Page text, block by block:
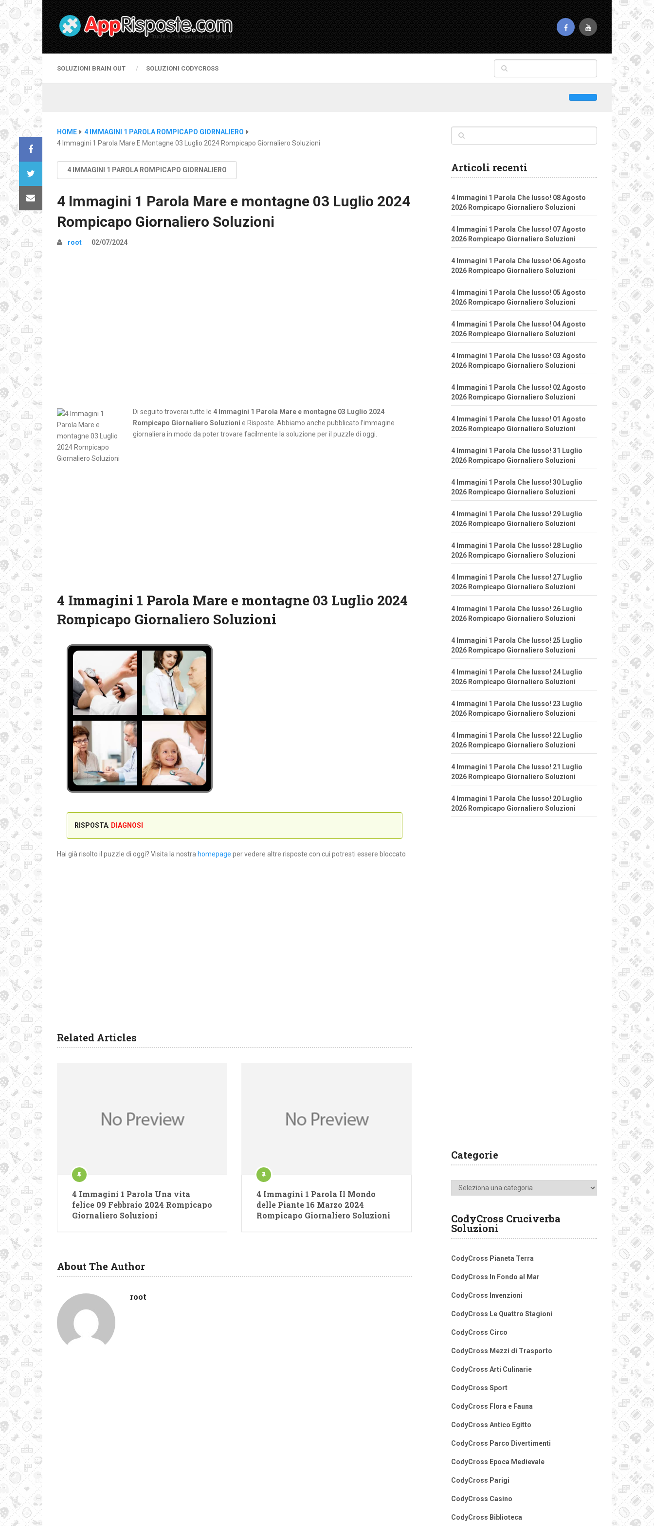
SOLUZIONI BRAIN OUT SOLUZIONI CODYCROSS
HOME
4 IMMAGINI 1 PAROLA ROMPICAPO GIORNALIERO
4 Immagini 1 Parola Mare E Montagne 03 Luglio 2024 Rompicapo Giornaliero Soluzioni
4 IMMAGINI 1 PAROLA ROMPICAPO GIORNALIERO
4 Immagini 1 Parola Mare e montagne 03 Luglio 2024
Rompicapo Giornaliero Soluzioni
root 02/07/2024
Di seguito troverai tutte le 4 Immagini 1 Parola Mare e montagne 03 Luglio 2024
Rompicapo Giornaliero Soluzioni e Risposte. Abbiamo anche pubblicato l’immagine
giornaliera in modo da poter trovare facilmente la soluzione per il puzzle di oggi.
4 Immagini 1 Parola Mare e montagne 03 Luglio 2024
Rompicapo Giornaliero Soluzioni
RISPOSTA: DIAGNOSI
Hai già risolto il puzzle di oggi? Visita la nostra homepage per vedere altre risposte con cui potresti essere bloccato
Related Articles
4 Immagini 1 Parola Una vita
felice 09 Febbraio 2024 Rompicapo
Giornaliero Soluzioni
4 Immagini 1 Parola Il Mondo
delle Piante 16 Marzo 2024
Rompicapo Giornaliero Soluzioni
About The Author
root
Articoli recenti
4 Immagini 1 Parola Che lusso! 08 Agosto
2026 Rompicapo Giornaliero Soluzioni
4 Immagini 1 Parola Che lusso! 07 Agosto
2026 Rompicapo Giornaliero Soluzioni
4 Immagini 1 Parola Che lusso! 06 Agosto
2026 Rompicapo Giornaliero Soluzioni
4 Immagini 1 Parola Che lusso! 05 Agosto
2026 Rompicapo Giornaliero Soluzioni
4 Immagini 1 Parola Che lusso! 04 Agosto
2026 Rompicapo Giornaliero Soluzioni
4 Immagini 1 Parola Che lusso! 03 Agosto
2026 Rompicapo Giornaliero Soluzioni
4 Immagini 1 Parola Che lusso! 02 Agosto
2026 Rompicapo Giornaliero Soluzioni
4 Immagini 1 Parola Che lusso! 01 Agosto
2026 Rompicapo Giornaliero Soluzioni
4 Immagini 1 Parola Che lusso! 31 Luglio
2026 Rompicapo Giornaliero Soluzioni
4 Immagini 1 Parola Che lusso! 30 Luglio
2026 Rompicapo Giornaliero Soluzioni
4 Immagini 1 Parola Che lusso! 29 Luglio
2026 Rompicapo Giornaliero Soluzioni
4 Immagini 1 Parola Che lusso! 28 Luglio
2026 Rompicapo Giornaliero Soluzioni
4 Immagini 1 Parola Che lusso! 27 Luglio
2026 Rompicapo Giornaliero Soluzioni
4 Immagini 1 Parola Che lusso! 26 Luglio
2026 Rompicapo Giornaliero Soluzioni
4 Immagini 1 Parola Che lusso! 25 Luglio
2026 Rompicapo Giornaliero Soluzioni
4 Immagini 1 Parola Che lusso! 24 Luglio
2026 Rompicapo Giornaliero Soluzioni
4 Immagini 1 Parola Che lusso! 23 Luglio
2026 Rompicapo Giornaliero Soluzioni
4 Immagini 1 Parola Che lusso! 22 Luglio
2026 Rompicapo Giornaliero Soluzioni
4 Immagini 1 Parola Che lusso! 21 Luglio
2026 Rompicapo Giornaliero Soluzioni
4 Immagini 1 Parola Che lusso! 20 Luglio
2026 Rompicapo Giornaliero Soluzioni
Categorie
Categorie
CodyCross Cruciverba
Soluzioni
CodyCross Pianeta Terra
CodyCross In Fondo al Mar
CodyCross Invenzioni
CodyCross Le Quattro Stagioni
CodyCross Circo
CodyCross Mezzi di Trasporto
CodyCross Arti Culinarie
CodyCross Sport
CodyCross Flora e Fauna
CodyCross Antico Egitto
CodyCross Parco Divertimenti
CodyCross Epoca Medievale
CodyCross Parigi
CodyCross Casino
CodyCross Biblioteca